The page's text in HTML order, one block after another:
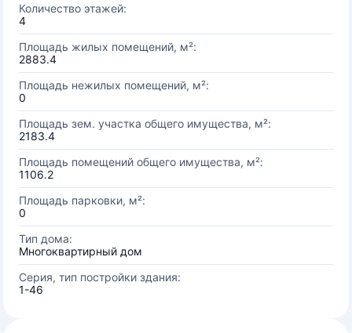
Количество этажей:
4
Площадь жилых помещений, м²:
2883.4
Площадь нежилых помещений, м²:
0
Площадь зем. участка общего имущества, м²:
2183.4
Площадь помещений общего имущества, м²:
1106.2
Площадь парковки, м²:
0
Тип дома:
Многоквартирный дом
Серия, тип постройки здания:
1-46